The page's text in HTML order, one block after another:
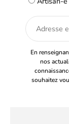
Adresse
email
En
nos
souhaitez